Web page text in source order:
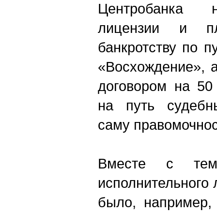
Центробанка
лицензии и
банкротству по
«Восхождение»,
договором на
на путь
саму
Вместе с
исполнительного
было,